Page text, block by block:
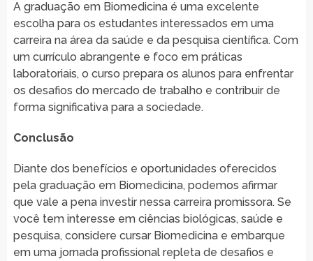
A graduação em Biomedicina é uma excelente
escolha para os estudantes interessados em uma
carreira na área da saúde e da pesquisa científica. Com
um currículo abrangente e foco em práticas
laboratoriais, o curso prepara os alunos para enfrentar
os desafios do mercado de trabalho e contribuir de
forma significativa para a sociedade.
Conclusão
Diante dos benefícios e oportunidades oferecidos
pela graduação em Biomedicina, podemos afirmar
que vale a pena investir nessa carreira promissora. Se
você tem interesse em ciências biológicas, saúde e
pesquisa, considere cursar Biomedicina e embarque
em uma jornada profissional repleta de desafios e